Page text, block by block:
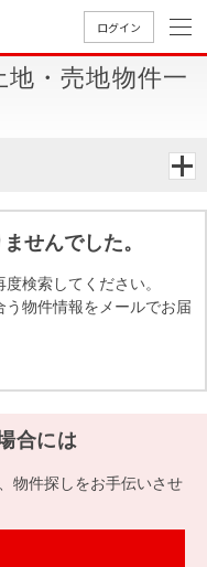
ログイン
築・
一戸
建て
す
却
談
案内（関
Way
役員一
・売地物件一
せんでした。
検索してください。
物件情報をメールでお届
合には
物件探しをお手伝いさせ